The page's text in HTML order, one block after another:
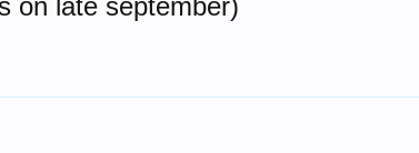
on late september)